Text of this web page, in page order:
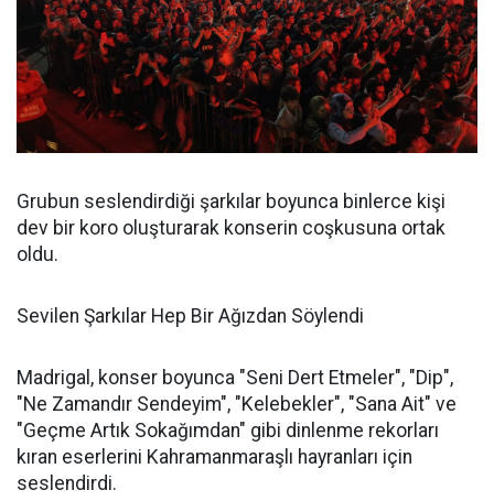
Grubun seslendirdiği şarkılar boyunca binlerce kişi
dev bir koro oluşturarak konserin coşkusuna ortak
oldu.
Sevilen Şarkılar Hep Bir Ağızdan Söylendi
Madrigal, konser boyunca "Seni Dert Etmeler", "Dip",
"Ne Zamandır Sendeyim", "Kelebekler", "Sana Ait" ve
"Geçme Artık Sokağımdan" gibi dinlenme rekorları
kıran eserlerini Kahramanmaraşlı hayranları için
seslendirdi.